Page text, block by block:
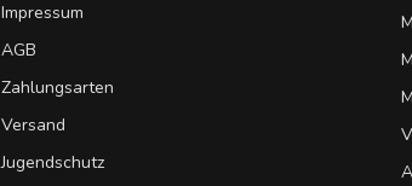
Impressum
AGB
Zahlungsarten
Versand
Jugendschutz